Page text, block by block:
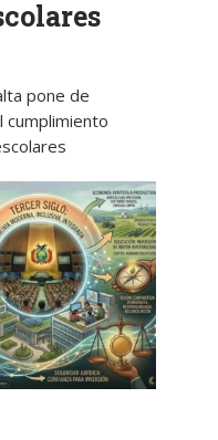
pone de
cumplimiento